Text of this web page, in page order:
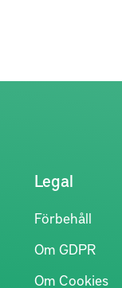
Legal
Förbehåll
Om GDPR
Om Cookies